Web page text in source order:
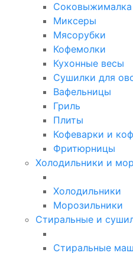
Соковыжималка
Миксеры
Мясорубки
Кофемолки
Кухонные весы
Сушилки для
Вафельницы
Гриль
Плиты
Кофеварки и
Фритюрницы
Холодильники и
Холодильники
Морозильники
Стиральные и
Стиральные